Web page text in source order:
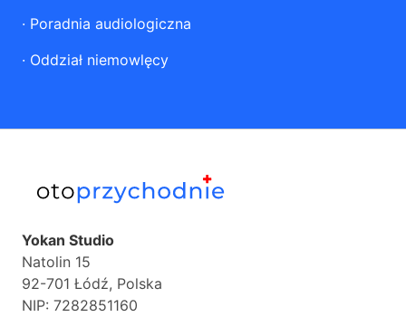
· Poradnia audiologiczna
· Oddział niemowlęcy
Yokan Studio
Natolin 15
92-701 Łódź, Polska
NIP: 7282851160